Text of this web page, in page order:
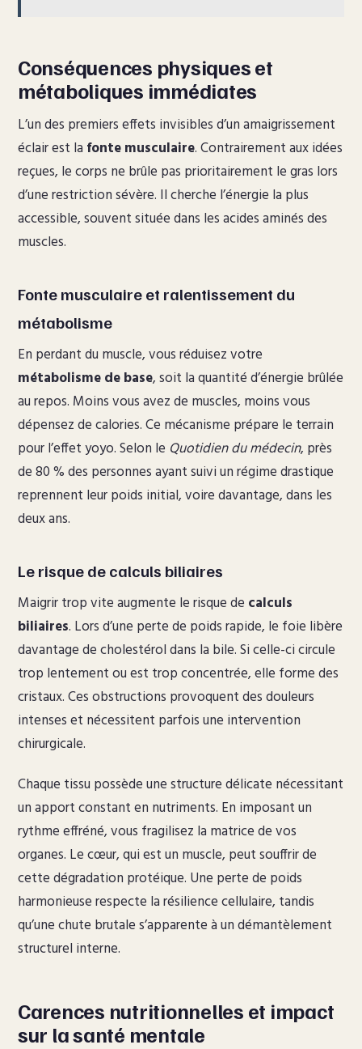
Conséquences physiques et
métaboliques immédiates
L’un des premiers effets invisibles d’un amaigrissement
éclair est la fonte musculaire. Contrairement aux idées
reçues, le corps ne brûle pas prioritairement le gras lors
d’une restriction sévère. Il cherche l’énergie la plus
accessible, souvent située dans les acides aminés des
muscles.
Fonte musculaire et ralentissement du
métabolisme
En perdant du muscle, vous réduisez votre
métabolisme de base, soit la quantité d’énergie brûlée
au repos. Moins vous avez de muscles, moins vous
dépensez de calories. Ce mécanisme prépare le terrain
pour l’effet yoyo. Selon le Quotidien du médecin, près
de 80 % des personnes ayant suivi un régime drastique
reprennent leur poids initial, voire davantage, dans les
deux ans.
Le risque de calculs biliaires
Maigrir trop vite augmente le risque de calculs
biliaires. Lors d’une perte de poids rapide, le foie libère
davantage de cholestérol dans la bile. Si celle-ci circule
trop lentement ou est trop concentrée, elle forme des
cristaux. Ces obstructions provoquent des douleurs
intenses et nécessitent parfois une intervention
chirurgicale.
Chaque tissu possède une structure délicate nécessitant
un apport constant en nutriments. En imposant un
rythme effréné, vous fragilisez la matrice de vos
organes. Le cœur, qui est un muscle, peut souffrir de
cette dégradation protéique. Une perte de poids
harmonieuse respecte la résilience cellulaire, tandis
qu’une chute brutale s’apparente à un démantèlement
structurel interne.
Carences nutritionnelles et impact
sur la santé mentale